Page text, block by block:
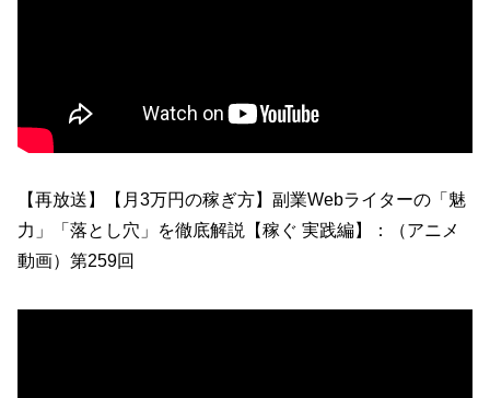
【再放送】【月3万円の稼ぎ方】副業Webライターの「魅
力」「落とし穴」を徹底解説【稼ぐ 実践編】：（アニメ
動画）第259回